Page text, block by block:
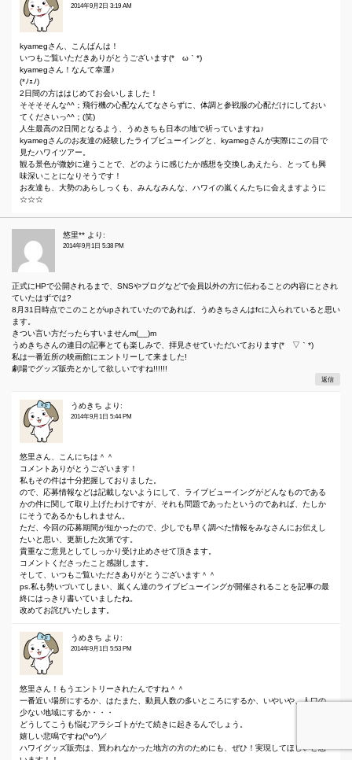
2014年9月2日 3:19 AM
kyamegさん、こんばんは！
いつもご覧いただきありがとうございます(*´ω｀*)
kyamegさん！なんて幸運♪
(*ﾉｪﾉ)
2日間の方ははじめてお会いしました！
そそそそんな^^；飛行機の心配なんてなさらずに、体調と参戦服の心配だけにしておい
てくださいっ^^；(笑)
人生最高の2日間となるよう、うめきちも日本の地で祈っていますね♪
kyamegさんのお友達の経験したライブビューイングと、kyamegさんが実際にこの目で
見たハワイツアー。
観る景色が微妙に違うことで、どのように感じたか感想を交換しあえたら、とっても興
味深いことになりそうです！
お友達も、大勢のあらしっくも、みんなみんな、ハワイの嵐くんたちに会えますように
☆☆☆
悠里** より:
2014年9月1日 5:38 PM
正式にHPで公開されるまで、SNSやブログなどで会員以外の方に伝わることの内容にとされ
ていたはずでは?
8月31日時点でこのことがupされていたのであれば、うめきちさんはfcに入られていると思い
ます。
きつい言い方だったらすいませんm(__)m
うめきちさんの連日の記事とても楽しみで、拝見させていただいております(*´▽｀*)
私は一番近所の映画館にエントリーして来ました!
劇場でグッズ販売とかして欲しいですね!!!!!!
返信
うめきち より:
2014年9月1日 5:44 PM
悠里さん、こんにちは＾＾
コメントありがとうございます！
私もその件は十分把握しておりました。
ので、応募情報などは記載しないようにして、ライブビューイングがどんなものである
かの件に関して取り上げたわけですが、それも問題であったというのであれば、たしか
にそうであるかもしれません。
ただ、今回の応募期間が短かったので、少しでも早く調べた情報をみなさんにお伝えし
たいと思い、更新した次第です。
貴重なご意見としてしっかり受け止めさせて頂きます。
コメントくださったこと感謝します。
そして、いつもご覧いただきありがとうございます＾＾
ps.私も勢いづいてしまい、嵐くん達のライブビューイングが開催されることを記事の最
終にはっきり書いていましたね。
改めてお詫びいたします。
うめきち より:
2014年9月1日 5:53 PM
悠里さん！もうエントリーされたんですね＾＾
一番近い場所にするか、はたまた、動員人数の多いところにするか、いやいや、人口の
少ない地域にするか・・・
どうしてこうも悩むアラシゴトがたて続きに起きるんでしょう。
嬉しい悲鳴ですね(^o^)／
ハワイグッズ販売は、買われなかった地方の方のためにも、ぜひ！実現してほしいと思